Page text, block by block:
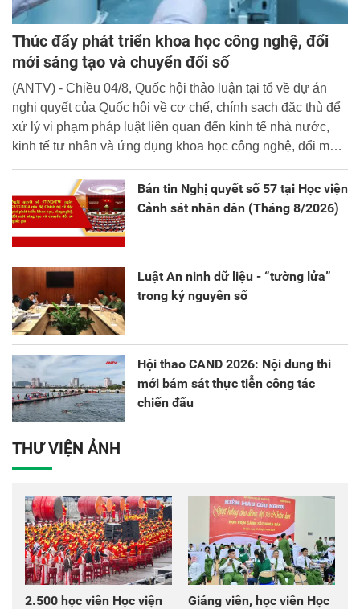
Thúc đẩy phát triển khoa học công nghệ, đổi
mới sáng tạo và chuyển đổi số
(ANTV) - Chiều 04/8, Quốc hội thảo luận tại tổ về dự án
nghị quyết của Quốc hội về cơ chế, chính sạch đặc thù để
xử lý vi phạm pháp luật liên quan đến kinh tế nhà nước,
kinh tế tư nhân và ứng dụng khoa học công nghệ, đổi mới
Bản tin Nghị quyết số 57 tại Học viện
Cảnh sát nhân dân (Tháng 8/2026)
Luật An ninh dữ liệu - “tường lửa”
trong kỷ nguyên số
Hội thao CAND 2026: Nội dung thi
mới bám sát thực tiễn công tác
chiến đấu
THƯ VIỆN ẢNH
2.500 học viên Học viện
Giảng viên, học viên Học